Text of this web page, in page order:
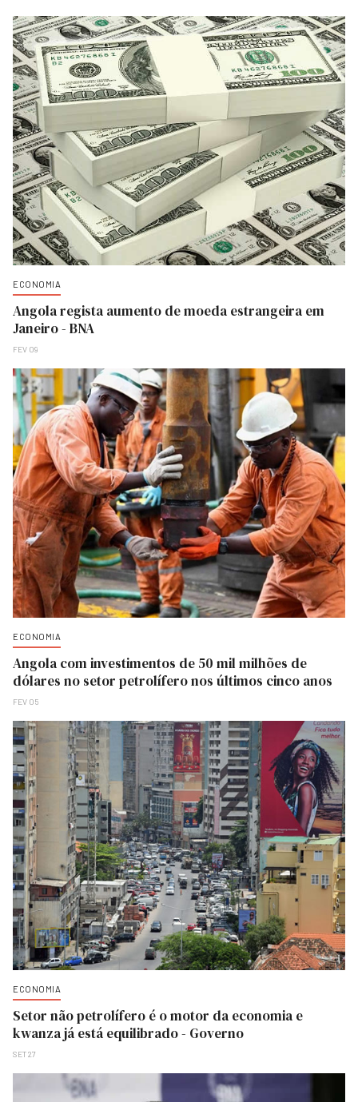
ECONOMIA
Angola regista aumento de moeda estrangeira em
Janeiro - BNA
FEV 09
ECONOMIA
Angola com investimentos de 50 mil milhões de
dólares no setor petrolífero nos últimos cinco anos
FEV 05
ECONOMIA
Setor não petrolífero é o motor da economia e
kwanza já está equilibrado - Governo
SET 27